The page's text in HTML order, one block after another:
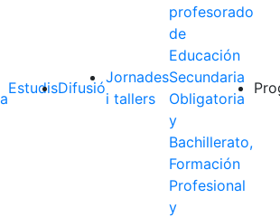
EstudisDifusió
Jornades
i tallers
profesorado
de
Educación
Secundaria
Obligatoria
y
Bachillerato,
Formación
Profesional
y